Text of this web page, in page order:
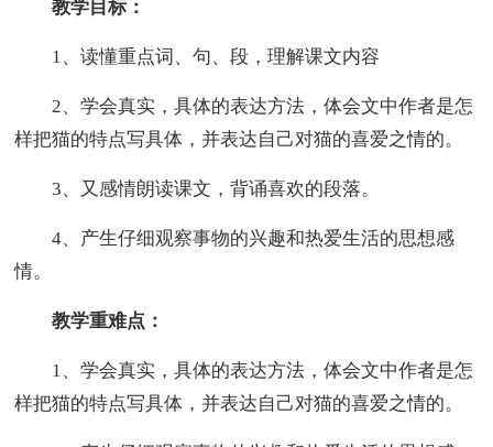
教学目标：
1、读懂重点词、句、段，理解课文内容
2、学会真实，具体的表达方法，体会文中作者是怎
样把猫的特点写具体，并表达自己对猫的喜爱之情的。
3、又感情朗读课文，背诵喜欢的段落。
4、产生仔细观察事物的兴趣和热爱生活的思想感
情。
教学重难点：
1、学会真实，具体的表达方法，体会文中作者是怎
样把猫的特点写具体，并表达自己对猫的喜爱之情的。